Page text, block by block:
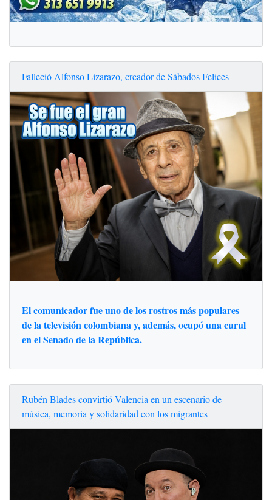
Falleció Alfonso Lizarazo, creador de Sábados Felices
El comunicador fue uno de los rostros más populares
de la televisión colombiana y, además, ocupó una curul
en el Senado de la República.
Rubén Blades convirtió Valencia en un escenario de
música, memoria y solidaridad con los migrantes